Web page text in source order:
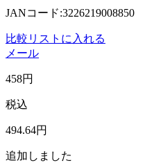
JANコード:3226219008850
比較リストに入れる
メール
458円
税込
494.64円
追加しました